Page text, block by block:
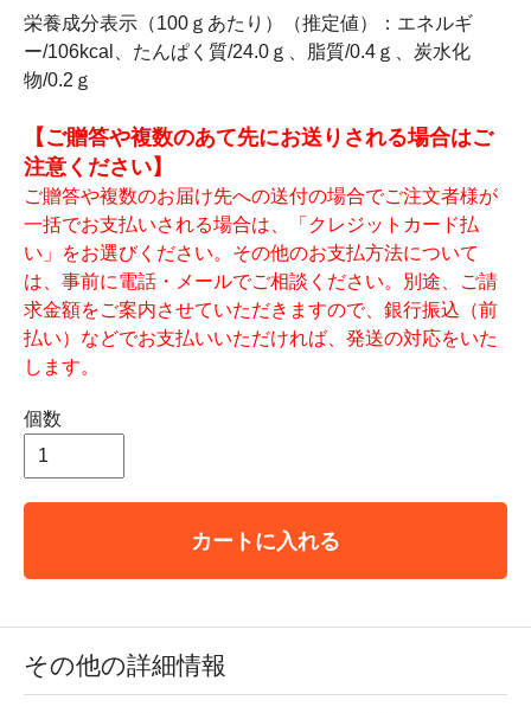
栄養成分表示（100ｇあたり）（推定値）：エネルギ
ー/106kcal、たんぱく質/24.0ｇ、脂質/0.4ｇ、炭水化
物/0.2ｇ
【ご贈答や複数のあて先にお送りされる場合はご
注意ください】
ご贈答や複数のお届け先への送付の場合でご注文者様が
一括でお支払いされる場合は、「クレジットカード払
い」をお選びください。その他のお支払方法について
は、事前に電話・メールでご相談ください。別途、ご請
求金額をご案内させていただきますので、銀行振込（前
払い）などでお支払いいただければ、発送の対応をいた
します。
個数
カートに入れる
その他の詳細情報